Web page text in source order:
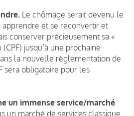
Le chômage serait devenu le
et se reconvertir et
conserver précieusement sa «
jusqu’à une prochaine
la nouvelle règlementation de
sera obligatoire pour les
un immense service/marché
un marché de services classique